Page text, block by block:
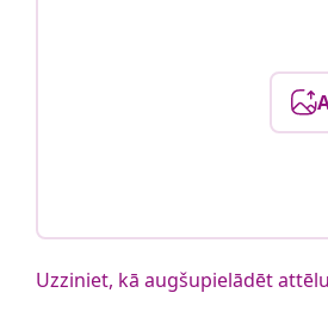
Uzziniet, kā augšupielādēt